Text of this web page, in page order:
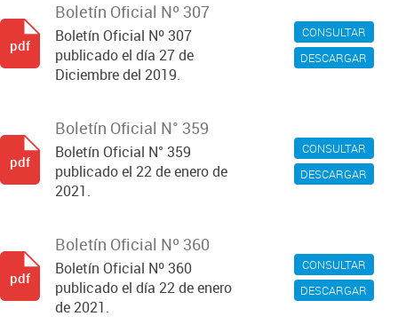
CONSULTAR
DESCARGAR
Boletín Oficial Nº 307
Boletín Oficial Nº 307
publicado el día 27 de
Diciembre del 2019.
pdf
CONSULTAR
DESCARGAR
Boletín Oficial N° 359
Boletín Oficial N° 359
publicado el 22 de enero de
2021.
pdf
CONSULTAR
DESCARGAR
Boletín Oficial Nº 360
Boletín Oficial Nº 360
publicado el día 22 de enero
de 2021.
pdf